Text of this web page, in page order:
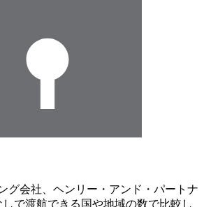
グ会社、ヘンリー・アンド・パートナ
で渡航できる国や地域の数で比較し